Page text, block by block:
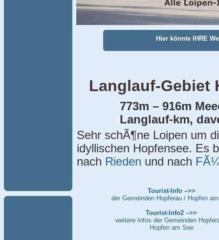
Hier könnte IHRE
Langlauf-Gebiet
773m – 916m
Langlauf-km,
Sehr schÃ¶ne Loipen um
idyllischen Hopfensee. Es
nach Rieden und nach
Tourist-Info –>>
der Gemeinden Hopferau / Hopfen
Tourist-Info2 –>>
weitere Infos der Gemeinden
Hopfen am See